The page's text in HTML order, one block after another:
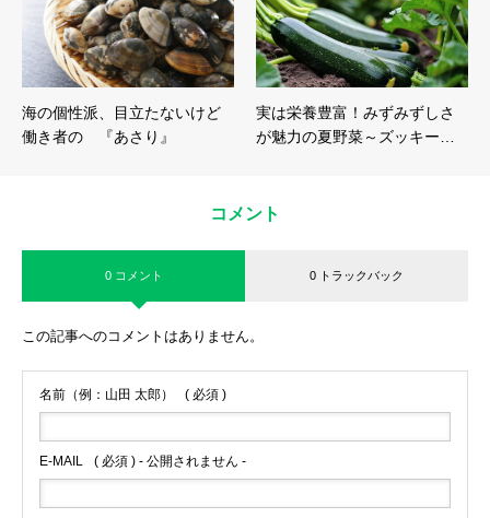
海の個性派、目立たないけど
働き者の 『あさり』
実は栄養豊富！みずみずしさ
が魅力の夏野菜～ズッキー…
コメント
0 コメント 0 トラックバック
この記事へのコメントはありません。
名前（例：山田 太郎） ( 必須 )
E-MAIL ( 必須 ) - 公開されません -